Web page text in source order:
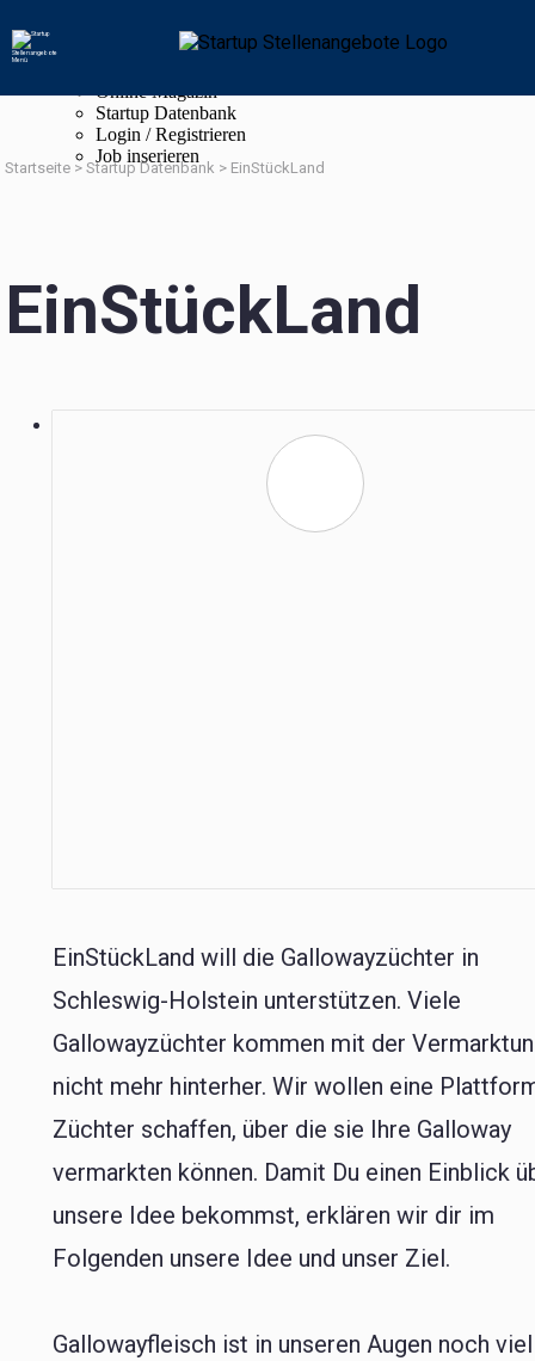
Navigation
Online Magazin
Startup Datenbank
Login / Registrieren
Job inserieren
Startseite >Startup Datenbank > EinStückLand
EinStückLand
EinStückLand will die Gallowayzüchter in
Schleswig-Holstein unterstützen. Viele
Gallowayzüchter kommen mit der
nicht mehr hinterher. Wir wollen eine
Züchter schaffen, über die sie Ihre Galloway
vermarkten können. Damit Du einen Einblick
unsere Idee bekommst, erklären wir dir im
Folgenden unsere Idee und unser Ziel.
Gallowayfleisch ist in unseren Augen noch